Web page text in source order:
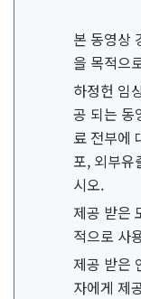
본 동영상
을 목적으
하정헌 임
공 되는 동
료 전부에
포, 외부유
시오.
제공 받은
적으로 사
제공 받은
자에게 제